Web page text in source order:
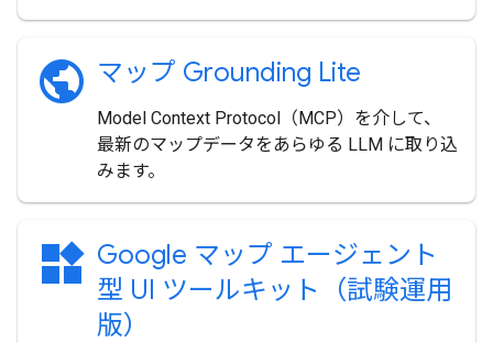
public マップ Grounding Lite
Model Context Protocol（MCP）を介して、
最新のマップデータをあらゆる LLM に取り込
みます。
widgets Google マップ エージェント
型 UI ツールキット（試験運用
版）